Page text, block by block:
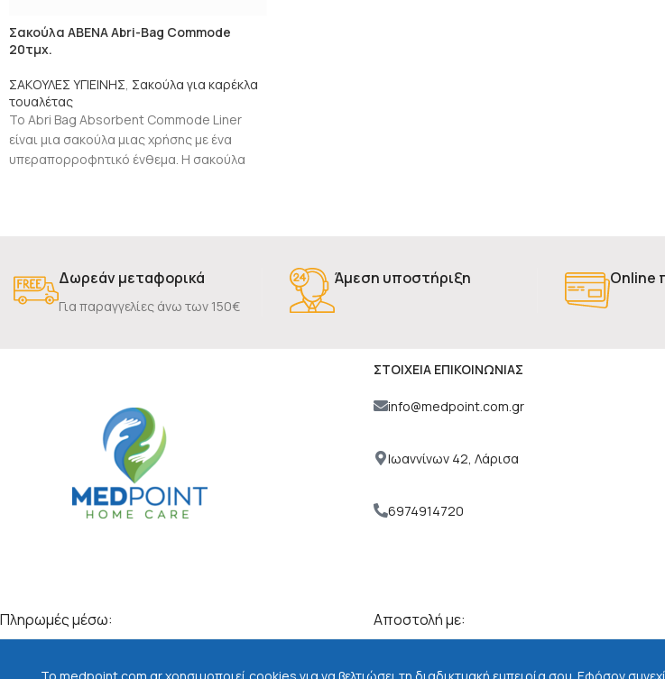
Σακούλα ABENA Abri-Bag Commode
20τμχ.
ΣΑΚΟΥΛΕΣ ΥΓΙΕΙΝΗΣ Σακούλα για καρέκλα
τουαλέτας
Το Abri Bag Absorbent Commode Liner
είναι μια σακούλα μιας χρήσης με ένα
υπεραπορροφητικό ένθεμα. Η σακούλα
Δωρεάν μεταφορικά
Για παραγγελίες άνω των 150€
Άμεση υποστήριξη Online
ΣΤΟΙΧΕΙΑ ΕΠΙΚΟΙΝΩΝΙΑΣ
info@medpoint.com.gr
Ιωαννίνων 42, Λάρισα
6974914720
Πληρωμές μέσω: Αποστολή με: